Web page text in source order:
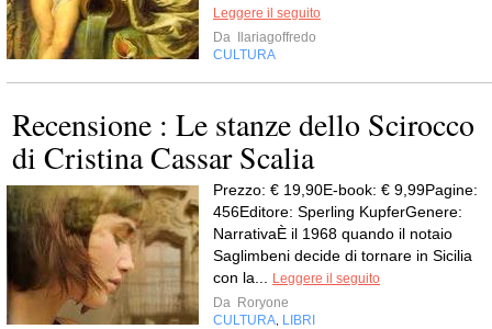
Leggere il seguito
Da
Ilariagoffredo
CULTURA
Recensione : Le stanze dello Scirocco
di Cristina Cassar Scalia
Prezzo: € 19,90E-book: € 9,99Pagine:
456Editore: Sperling KupferGenere:
NarrativaÈ il 1968 quando il notaio
Saglimbeni decide di tornare in Sicilia
con la...
Leggere il seguito
Da Roryone
CULTURA LIBRI